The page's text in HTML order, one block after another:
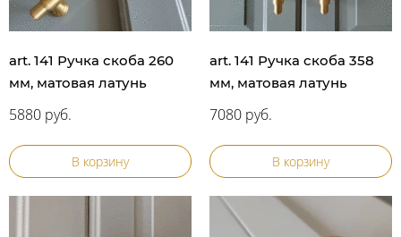
art. 141 Ручка скоба 260
мм, матовая латунь
5880 руб.
В корзину
art. 141 Ручка скоба 358
мм, матовая латунь
7080 руб.
В корзину